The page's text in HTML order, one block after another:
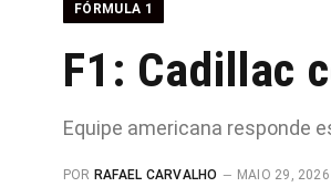
FÓRMULA 1
F1: Cadillac
Equipe americana responde
POR RAFAEL CARVALHO MAIO 29, 2026